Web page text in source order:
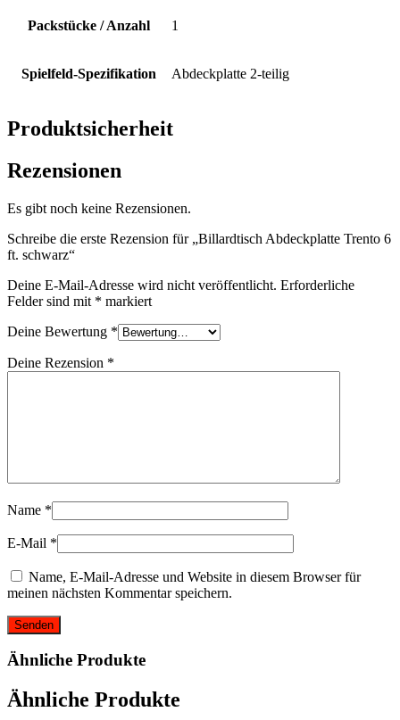
Packstücke / Anzahl 1
Spielfeld-Spezifikation Abdeckplatte 2-teilig
Produktsicherheit
Rezensionen
Es gibt noch keine Rezensionen.
Schreibe die erste Rezension für „Billardtisch Abdeckplatte Trento 6
ft. schwarz“
Deine E-Mail-Adresse wird nicht veröffentlicht. Erforderliche
Felder sind mit * markiert
Deine Bewertung *
Deine Rezension *
Name *
E-Mail *
Name, E-Mail-Adresse und Website in diesem Browser für
meinen nächsten Kommentar speichern.
Ähnliche Produkte
Ähnliche Produkte